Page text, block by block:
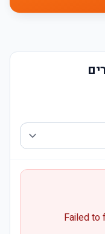
Failed to